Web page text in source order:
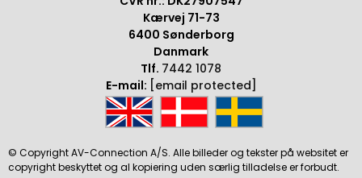
Kærvej 71-73
6400 Sønderborg
Danmark
Tlf. 7442 1078
E-mail: [email protected]
© Copyright AV-Connection A/S. Alle billeder og tekster på websitet er
copyright beskyttet og al kopiering uden særlig tilladelse er forbudt.